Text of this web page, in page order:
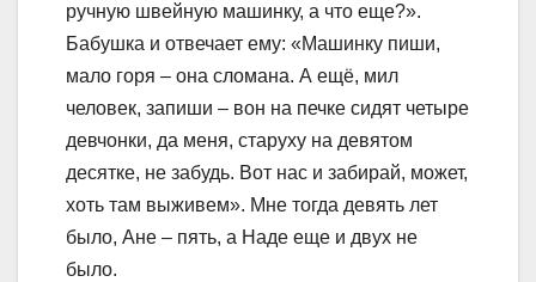
ручную швейную машинку, а что еще?».
Бабушка и отвечает ему: «Машинку пиши,
мало горя – она сломана. А ещё, мил
человек, запиши – вон на печке сидят четыре
девчонки, да меня, старуху на девятом
десятке, не забудь. Вот нас и забирай, может,
хоть там выживем». Мне тогда девять лет
было, Ане – пять, а Наде еще и двух не
было.